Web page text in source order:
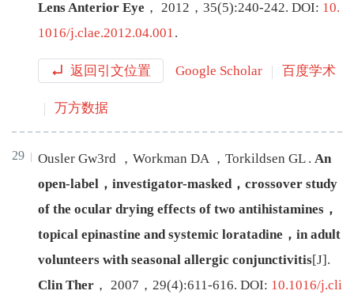
Lens Anterior Eye ， 2012 ， 35(5):240-242. DOI: 10.
1016/j.clae.2012.04.001.
返回引文位置 Google Scholar 百度学术
万方数据
29 Ousler Gw3rd ， Workman DA ， Torkildsen GL . An
open-label，investigator-masked，crossover study
of the ocular drying effects of two antihistamines，
topical epinastine and systemic loratadine，in adult
volunteers with seasonal allergic conjunctivitis[J] .
Clin Ther ， 2007 ， 29(4):611-616. DOI: 10.1016/j.cli